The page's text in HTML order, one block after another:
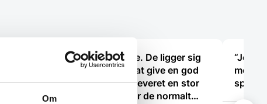
Om
“Fantastisk service. De ligger sig
virkelig i selen for at give en god
oplevelse. Jeg fik leveret en stor
ovn til Malmø, hvor de normalt
“Jeg
men